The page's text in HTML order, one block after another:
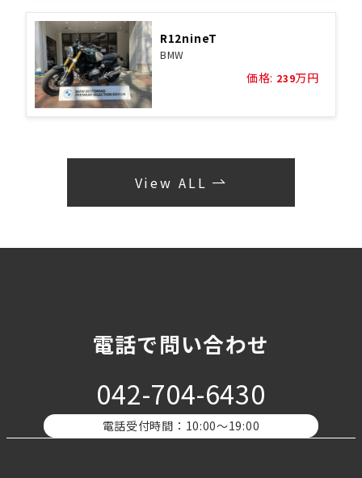
R12nineT
BMW
価格: 239万円
View ALL
電話で問い合わせ
042-704-6430
電話受付時間：10:00〜19:00